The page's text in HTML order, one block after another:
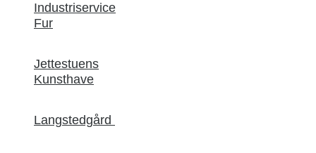
Industriservice
Fur
Jettestuens
Kunsthave
Langstedgård